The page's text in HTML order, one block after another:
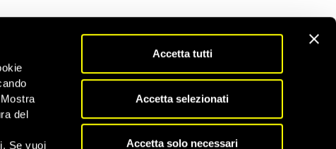
del
Se vuoi
Accetta tutti
Accetta selezionati
Accetta solo necessari
parteciperanno assieme
e alloggio nelle serate di
Amnesty International
altri finalisti,
nel 2018 per alcuni dei
grazie al